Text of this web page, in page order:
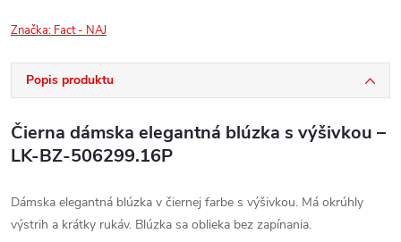
Značka: Fact - NAJ
Popis produktu
Čierna dámska elegantná blúzka s výšivkou –
LK-BZ-506299.16P
Dámska elegantná blúzka v čiernej farbe s výšivkou. Má okrúhly
výstrih a krátky rukáv. Blúzka sa oblieka bez zapínania.